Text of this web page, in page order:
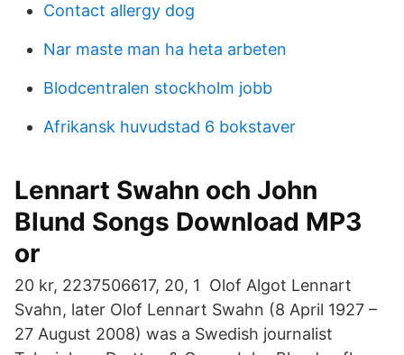
Contact allergy dog
Nar maste man ha heta arbeten
Blodcentralen stockholm jobb
Afrikansk huvudstad 6 bokstaver
Lennart Swahn och John
Blund Songs Download MP3
or
20 kr, 2237506617, 20, 1 Olof Algot Lennart
Svahn, later Olof Lennart Swahn (8 April 1927 –
27 August 2008) was a Swedish journalist